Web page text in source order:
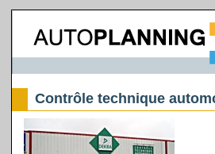
Contrôle technique